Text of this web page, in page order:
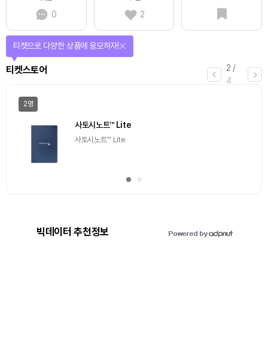
0
2
3 /
4
에어드랍
선물이 쏟아지는 에어드랍 이벤트!
일반
[Episode 12] IXO™2024 참여하고, 2억원 상당 에어
드랍 받자!
빅데이터 추천정보